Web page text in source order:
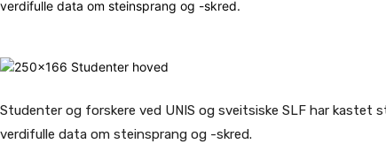
verdifulle data om steinsprang og -skred.
Studenter og forskere ved UNIS og sveitsiske SLF har kastet
verdifulle data om steinsprang og -skred.